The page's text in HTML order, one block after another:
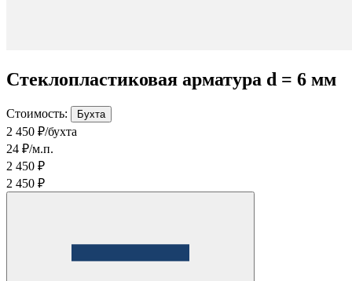
Стеклопластиковая арматура d = 6 мм
Стоимость: Бухта
2 450 ₽/бухта
24 ₽/м.п.
2 450 ₽
2 450 ₽